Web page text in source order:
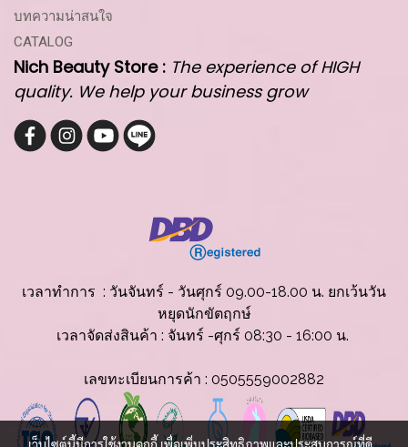
บทความน่าสนใจ
CATALOG
Nich Beauty Store : The experience of HIGH
quality. We help your business grow
เวลาทำการ : วันจันทร์ - วันศุกร์ 09.00-18.00 น. ยกเว้นวัน
หยุดนักขัตฤกษ์
เวลาจัดส่งสินค้า : จันทร์ -ศุกร์ 08:30 - 16:00 น.
เลขทะเบียนการค้า : 0505559002882